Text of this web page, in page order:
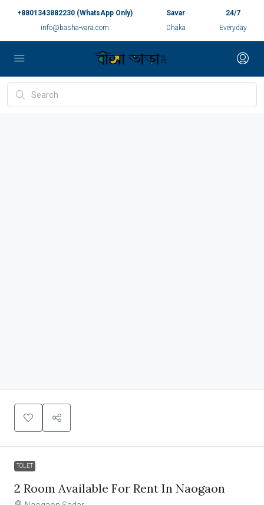
+8801343882230 (WhatsApp Only)
info@basha-vara.com
Savar
Dhaka
24/7
Everyday
TOLET
2 Room Available For Rent In Naogaon